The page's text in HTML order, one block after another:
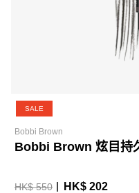
SALE
Bobbi Brown
Bobbi Brown 炫目持
HK$ 550 HK$ 202